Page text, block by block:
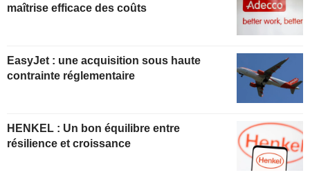
maîtrise efficace des coûts
EasyJet : une acquisition sous haute
contrainte réglementaire
HENKEL : Un bon équilibre entre
résilience et croissance